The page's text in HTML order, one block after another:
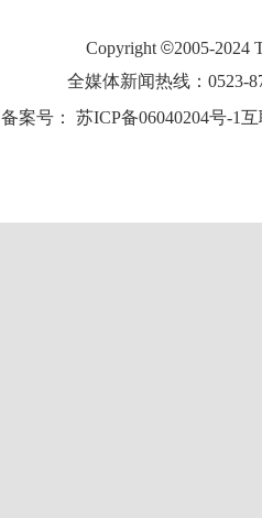
Copyright ©2005-2024
全媒体新闻热线：0523-
备案号： 苏ICP备06040204号-1互